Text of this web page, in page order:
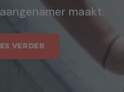
maakt.
VERDER